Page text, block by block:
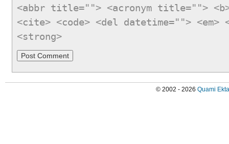
<abbr title=""> <acronym title="">
<cite> <code> <del datetime="">
<strong>
© 2002 - 2026 Quami